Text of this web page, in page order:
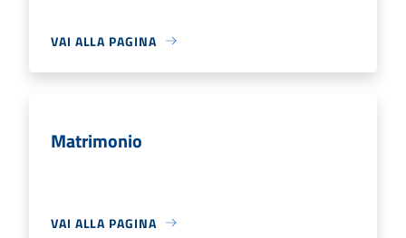
VAI ALLA PAGINA
Matrimonio
VAI ALLA PAGINA